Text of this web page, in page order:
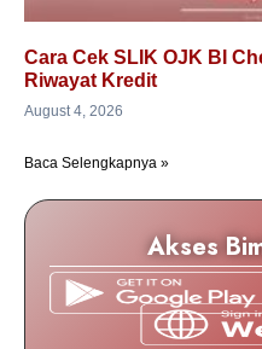
Cara Cek SLIK OJK BI
Riwayat Kredit
August 4, 2026
Baca Selengkapnya »
Akses